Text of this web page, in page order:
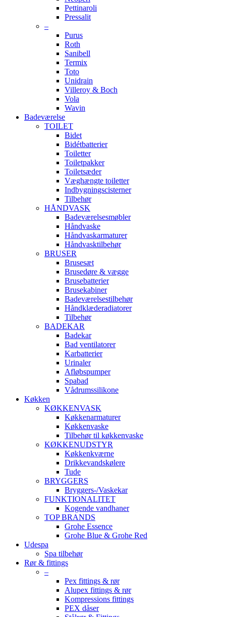
Pettinaroli
Pressalit
–
Purus
Roth
Sanibell
Termix
Toto
Unidrain
Villeroy & Boch
Vola
Wavin
Badeværelse
TOILET
Bidet
Bidétbatterier
Toiletter
Toiletpakker
Toiletsæder
Væghængte toiletter
Indbygningscisterner
Tilbehør
HÅNDVASK
Badeværelsesmøbler
Håndvaske
Håndvaskarmaturer
Håndvasktilbehør
BRUSER
Brusesæt
Brusedøre & vægge
Brusebatterier
Brusekabiner
Badeværelsestilbehør
Håndklæderadiatorer
Tilbehør
BADEKAR
Badekar
Bad ventilatorer
Karbatterier
Urinaler
Afløbspumper
Spabad
Vådrumssilikone
Køkken
KØKKENVASK
Køkkenarmaturer
Køkkenvaske
Tilbehør til køkkenvaske
KØKKENUDSTYR
Køkkenkværne
Drikkevandskølere
Tude
BRYGGERS
Bryggers-/Vaskekar
FUNKTIONALITET
Kogende vandhaner
TOP BRANDS
Grohe Essence
Grohe Blue & Grohe Red
Udespa
Spa tilbehør
Rør & fittings
–
Pex fittings & rør
Alupex fittings & rør
Kompressions fittings
PEX dåser